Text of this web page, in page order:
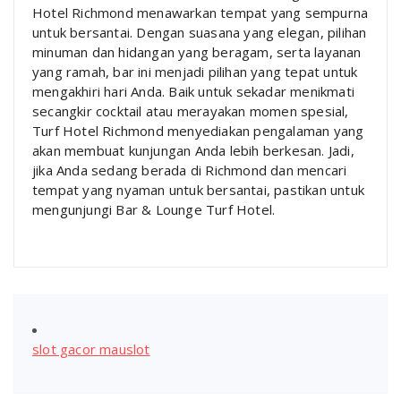
Hotel Richmond menawarkan tempat yang sempurna
untuk bersantai. Dengan suasana yang elegan, pilihan
minuman dan hidangan yang beragam, serta layanan
yang ramah, bar ini menjadi pilihan yang tepat untuk
mengakhiri hari Anda. Baik untuk sekadar menikmati
secangkir cocktail atau merayakan momen spesial,
Turf Hotel Richmond menyediakan pengalaman yang
akan membuat kunjungan Anda lebih berkesan. Jadi,
jika Anda sedang berada di Richmond dan mencari
tempat yang nyaman untuk bersantai, pastikan untuk
mengunjungi Bar & Lounge Turf Hotel.
slot gacor mauslot